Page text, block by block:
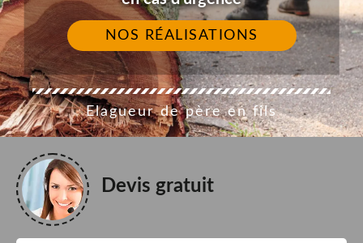
NOS RÉALISATIONS
Elagueur de père en fils
Devis gratuit